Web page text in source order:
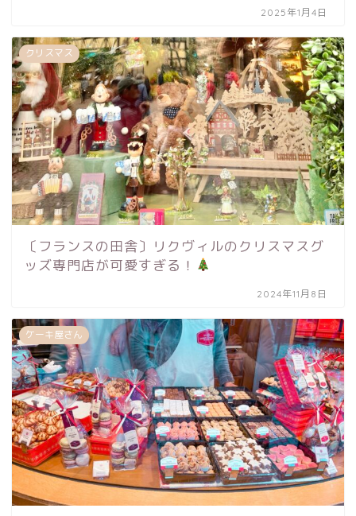
2025年1月4日
クリスマス
〔フランスの田舎〕リクヴィルのクリスマスグ
ッズ専門店が可愛すぎる！
2024年11月8日
ケーキ屋さん